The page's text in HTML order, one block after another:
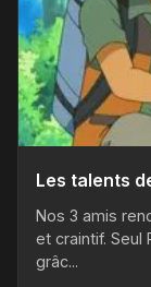
Les talents
Nos 3 amis
et craintif. Seul
grâc...